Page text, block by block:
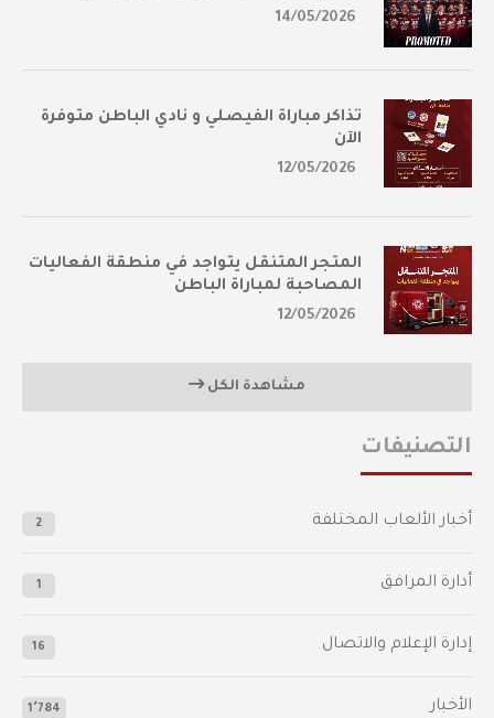
14/05/2026
تذاكر مباراة الفيصلي و نادي الباطن متوفرة
الآن
12/05/2026
المتجر المتنقل يتواجد في منطقة الفعاليات
المصاحبة لمباراة الباطن
12/05/2026
مشاهدة الكل
التصنيفات
أخبار الألعاب المختلفة 2
أدارة المرافق 1
إدارة الإعلام والاتصال 16
الأخبار 1٬784